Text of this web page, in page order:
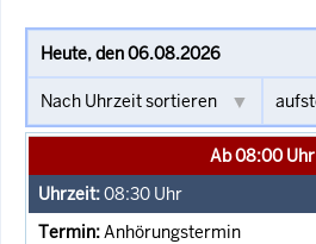
Ab 08:00 Uhr
08:30 Uhr
Anhörungstermin